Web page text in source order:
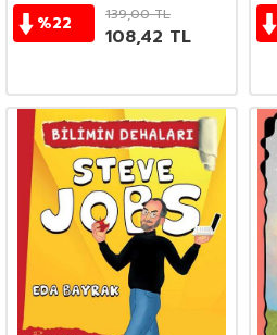
%22 139,00TL
108,42 TL